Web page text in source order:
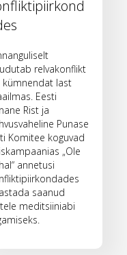
relvakonflikt
kümnendat last
Eesti
Rist ja
Punase
Komitee koguvad
„Ole
annetusi
saanud
meditsiiniabi